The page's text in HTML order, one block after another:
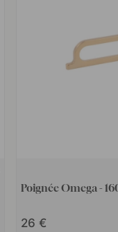
Poignée Omega -
26